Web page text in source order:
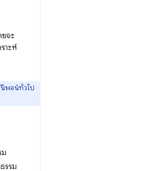
ยจะ
าะห์
นิพจน์ทั่วไป
ม
รรม